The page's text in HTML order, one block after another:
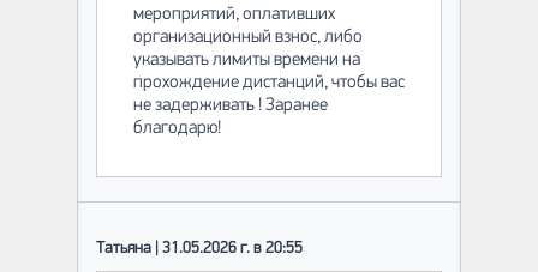
мероприятий, оплативших
организационный взнос, либо
указывать лимиты времени на
прохождение дистанций, чтобы вас
не задерживать ! Заранее
благодарю!
Татьяна | 31.05.2026 г. в 20:55